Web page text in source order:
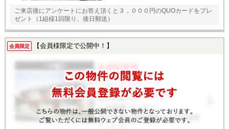
ご来店後にアンケートにお答え頂くと３，０００円のQUOカードをプレ
ゼント（1組様1回限り、後日郵送）
会員限定 【会員様限定で公開中！】